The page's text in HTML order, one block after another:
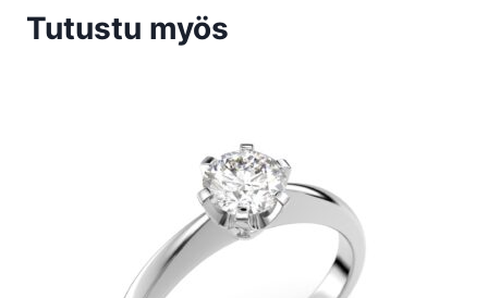
Tutustu myös